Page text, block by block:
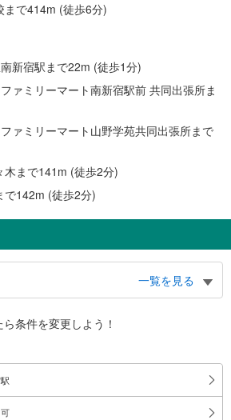
まで414m (徒歩6分)
新宿駅まで22m (徒歩1分)
ァミリーマート南新宿駅前 共同出張所ま
ァミリーマート山野学苑共同出張所まで
木まで141m (徒歩2分)
で142m (徒歩2分)
一覧を見る
条件を変更しよう！